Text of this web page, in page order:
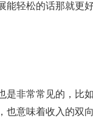
能轻松的话那就更
非常常见的，比如
也意味着收入的双向